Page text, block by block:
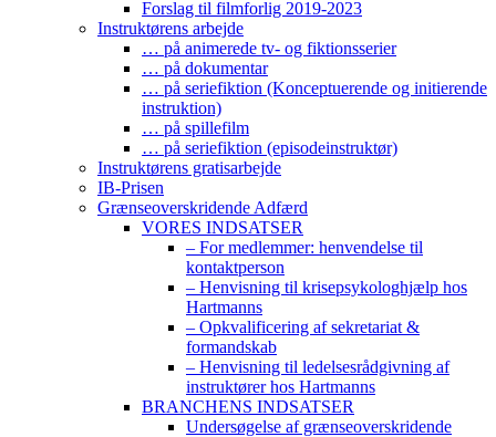
Forslag til filmforlig 2019-2023
Instruktørens arbejde
… på animerede tv- og fiktionsserier
… på dokumentar
… på seriefiktion (Konceptuerende og initierende
instruktion)
… på spillefilm
… på seriefiktion (episodeinstruktør)
Instruktørens gratisarbejde
IB-Prisen
Grænseoverskridende Adfærd
VORES INDSATSER
– For medlemmer: henvendelse til
kontaktperson
– Henvisning til krisepsykologhjælp hos
Hartmanns
– Opkvalificering af sekretariat &
formandskab
– Henvisning til ledelsesrådgivning af
instruktører hos Hartmanns
BRANCHENS INDSATSER
Undersøgelse af grænseoverskridende